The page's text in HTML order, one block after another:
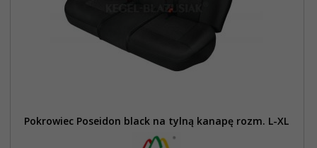
Pokrowiec Poseidon black na tylną kanapę rozm. L-XL